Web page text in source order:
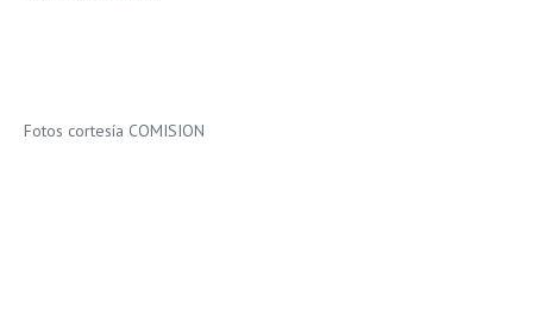
Fotos cortesía COMISION